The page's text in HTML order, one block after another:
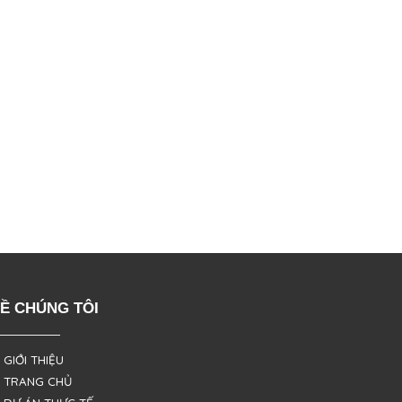
CHÚNG TÔI
THIỆU
CHỦ